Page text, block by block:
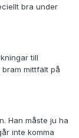
bra under
till
mittfält på
Han måste ju ha
inte komma